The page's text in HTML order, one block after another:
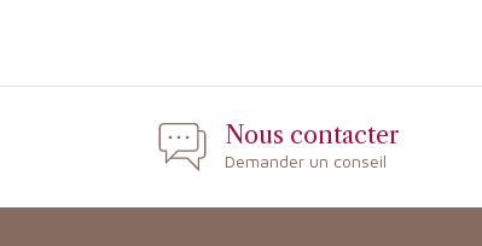
Nous contacter
Demander un conseil